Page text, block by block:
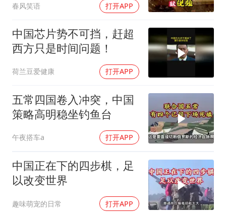
五角大楼再公布UFO视频
真理之光，何以能照亮复兴之路？
春风笑语 打开APP
中国芯片势不可挡，赶超
西方只是时间问题！
荷兰豆爱健康 打开APP
五常四国卷入冲突，中国
策略高明稳坐钓鱼台
午夜搭车a 打开APP
中国正在下的四步棋，足
以改变世界
趣味萌宠的日常 打开APP